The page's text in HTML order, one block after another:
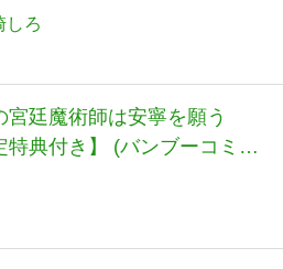
しろ
宮廷魔術師は安寧を願う
特典付き】 (バンブーコミッ
レクション)